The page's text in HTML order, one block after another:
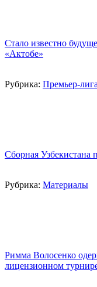
Стало известно
«Актобе»
Рубрика: Премьер-
Сборная Узбекистана
Рубрика: Материалы
Римма Волосенко
лицензионном